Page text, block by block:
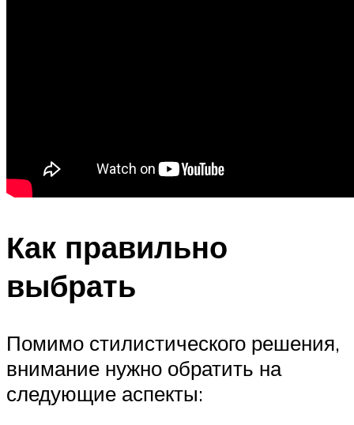
Как правильно
выбрать
Помимо стилистического решения,
внимание нужно обратить на
следующие аспекты: